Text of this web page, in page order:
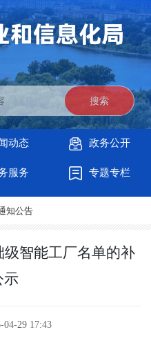
动态 政务公开
服务 专题专栏
知公告
智能工厂名单的补
示
04-29 17:43